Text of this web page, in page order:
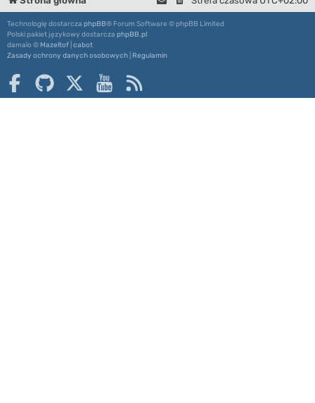
Technologię dostarcza phpBB® Forum Software © phpBB Limited
Polski pakiet językowy dostarcza phpBB.pl
damaïo © Mazeltof cabot
Zasady ochrony danych osobowych Regulamin